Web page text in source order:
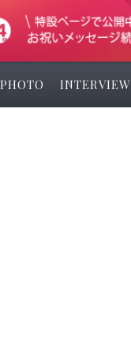
PHOTO INTERVIEW